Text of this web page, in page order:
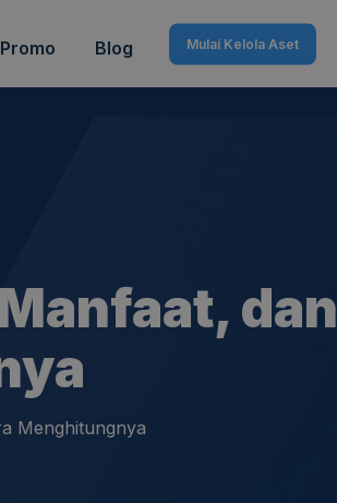
Promo Blog Mulai Kelola Aset
dan
Menghitungnya